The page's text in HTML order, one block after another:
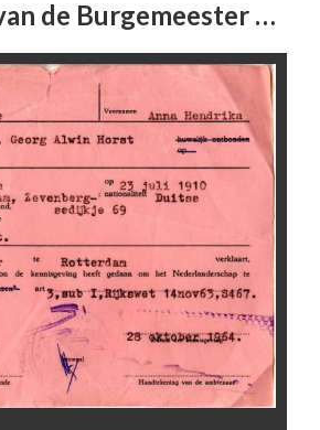
Verklaring van de Burgemeester van Rotterdam dat Anna Hendrika van Diggele (Riek Johne), echtgenote van Horst Johne, …